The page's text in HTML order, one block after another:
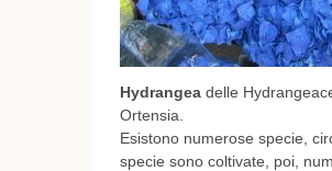
Hydrangea delle
Ortensia.
Esistono numerose specie,
specie sono coltivate, poi,